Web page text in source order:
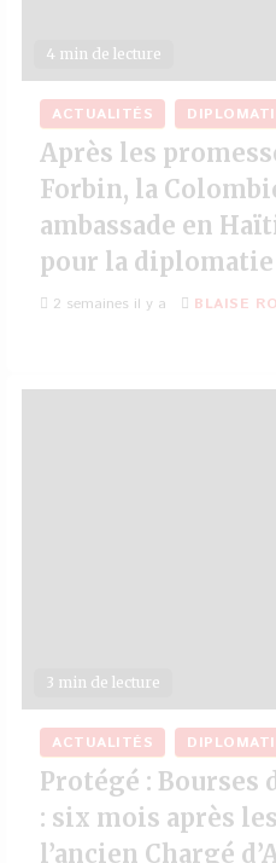
4 min de lecture
ACTUALITÉS
Après les
Forbin, la
ambassade en
pour la
2 semaines il y a BLAISE
3 min de lecture
ACTUALITÉS
Protégé : Bourses
: six mois après
l’ancien Chargé